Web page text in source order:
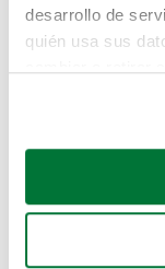
desarrollo de
quién usa sus
Si lo permite,
Recopilar
Identificar
Pero puedes
buscando en
Coches de
Coches de km0